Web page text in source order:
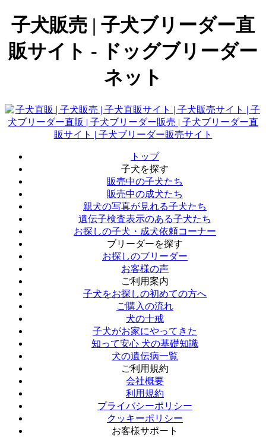
子犬販売 | 子犬ブリーダー直
販サイト - ドッグブリーダー
ネット
トップ
子犬を探す
販売中の子犬たち
販売中の成犬たち
親犬の写真が見れる子犬たち
遺伝子検査表示のある子犬たち
お探しの子犬・成犬依頼コーナー
ブリーダーを探す
お探しのブリーダー
お客様の声
ご利用案内
子犬をお探しの初めての方へ
ご購入の流れ
犬の十戒
子犬がお家にやってきた
知って安心 犬の基礎知識
犬の遺伝病一覧
ご利用規約
会社概要
利用規約
プライバシーポリシー
クッキーポリシー
お客様サポート